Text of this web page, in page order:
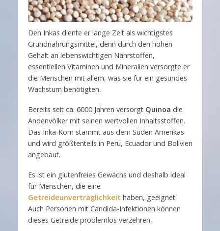
Den Inkas diente er lange Zeit als wichtigstes
Grundnahrungsmittel, denn durch den hohen
Gehalt an lebenswichtigen Nährstoffen,
essentiellen Vitaminen und Mineralien versorgte er
die Menschen mit allem, was sie für ein gesundes
Wachstum benötigten.
Bereits seit ca. 6000 Jahren versorgt Quinoa die
Andenvölker mit seinen wertvollen Inhaltsstoffen.
Das Inka-Korn stammt aus dem Süden Amerikas
und wird größtenteils in Peru, Ecuador und Bolivien
angebaut.
Es ist ein glutenfreies Gewächs und deshalb ideal
für Menschen, die eine
Getreideunverträglichkeit haben, geeignet.
Auch Personen mit Candida-Infektionen können
dieses Getreide problemlos verzehren.